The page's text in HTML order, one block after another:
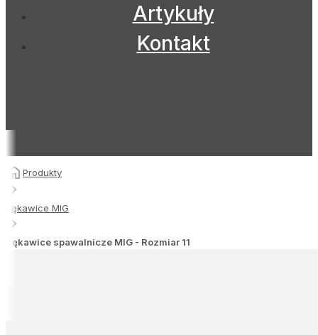
Artykuły
Kontakt
Produkty
Rękawice MIG
Rękawice spawalnicze MIG - Rozmiar 11